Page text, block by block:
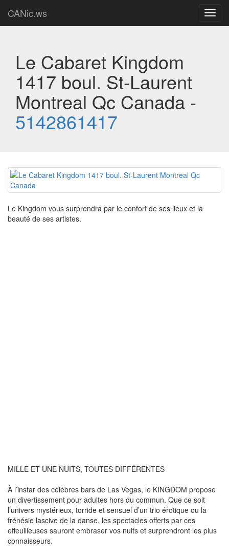
CANic.ws
Le Cabaret Kingdom
1417 boul. St-Laurent
Montreal Qc Canada -
5142861417
Le Kingdom vous surprendra par le confort de ses lieux et la
beauté de ses artistes.
MILLE ET UNE NUITS, TOUTES DIFFÉRENTES
À l’instar des célèbres bars de Las Vegas, le KINGDOM propose
un divertissement pour adultes hors du commun. Que ce soit
l’univers mystérieux, torride et sensuel d’un trio érotique ou la
frénésie lascive de la danse, les spectacles offerts par ces
effeuilleuses sauront embraser vos nuits et surprendront les plus
connaisseurs.